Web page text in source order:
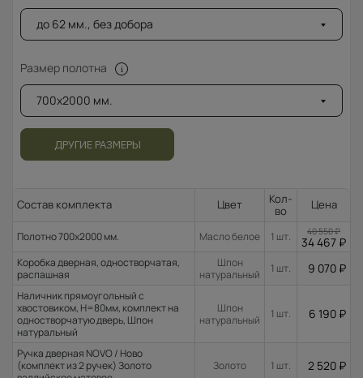
до 62 мм., без добора
Размер полотна
700x2000 мм.
ДРУГИЕ РАЗМЕРЫ
Состав комплекта Цвет
Кол-
во
Цена
Полотно 700x2000 мм. Масло белое 1 шт. 40 550₽
34 467 ₽
Коробка дверная, одностворчатая,
распашная
Шпон
натуральный
1 шт. 9 070 ₽
Наличник прямоугольный с
хвостовиком, H=80мм, комплект на
одностворчатую дверь, Шпон
натуральный
Шпон
натуральный
1 шт. 6 190 ₽
Ручка дверная NOVO / Ново
(комплект из 2 ручек) Золото
Золото 1 шт. 2 520 ₽